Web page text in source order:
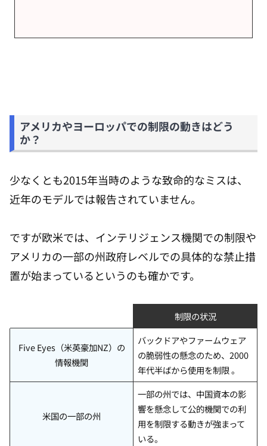
アメリカやヨーロッパでの制限の動きはどう
か？
少なくとも2015年当時のような致命的なミスは、
近年のモデルでは報告されていません。
ですが欧米では、インテリジェンス機関での制限や
アメリカの一部の州政府レベルでの具体的な禁止措
置が始まっているというのも確かです。
制限の状況
Five Eyes（米英豪加NZ）の
情報機関
バックドアやファームウェア
の脆弱性の懸念のため、2000
年代半ばから使用を制限 。
米国の一部の州
一部の州では、中国資本の影
響を懸念して公的機関での利
用を制限する動きが強まって
いる。